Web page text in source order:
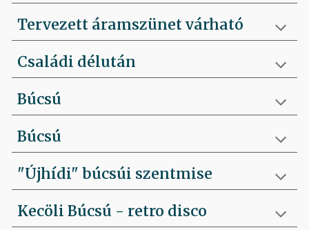
Tervezett áramszünet várható
Családi délután
Búcsú
Búcsú
"Újhídi" búcsúi szentmise
Kecöli Búcsú - retro disco